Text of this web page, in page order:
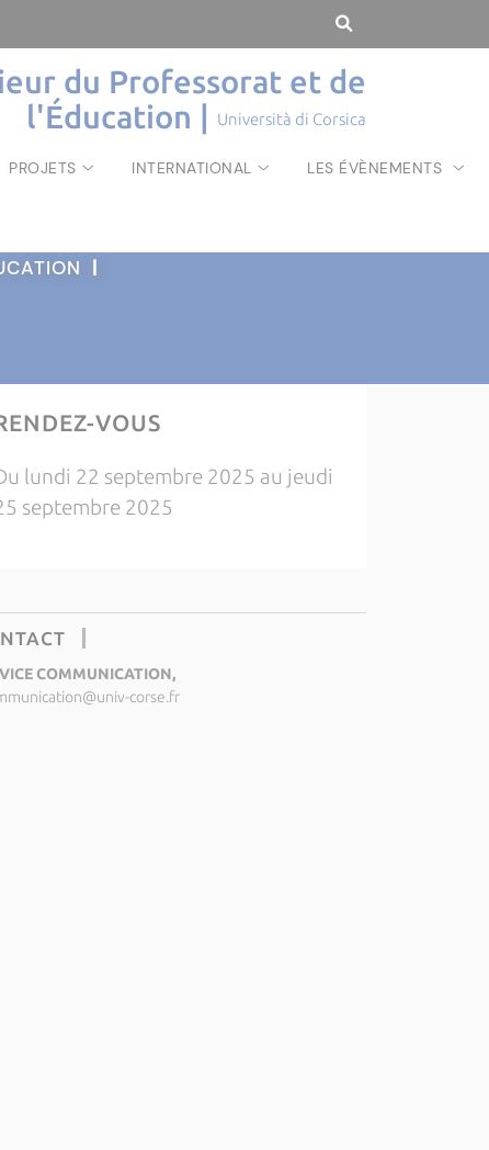
du Professorat et de
l'Éducation |
Università di Corsica
PROJETS INTERNATIONAL LES ÉVÈNEMENTS
|
VOUS
lundi 22 septembre 2025 au jeudi
septembre 2025
COMMUNICATION,
corse.fr